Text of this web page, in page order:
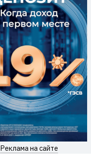
Реклама на сайте